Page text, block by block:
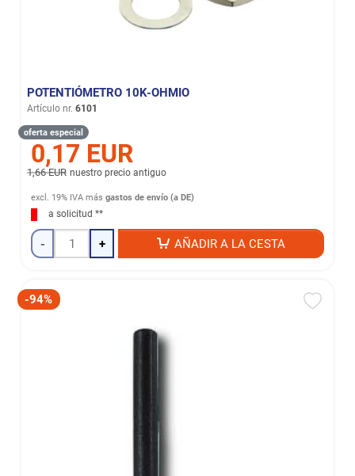
POTENTIÓMETRO 10K-OHMIO
Artículo nr. 6101
oferta especial
0,17 EUR
1,66 EUR nuestro precio antiguo
excl. 19% IVA másgastos de envío (a DE)
a solicitud **
- + AÑADIR A LA CESTA
-94%